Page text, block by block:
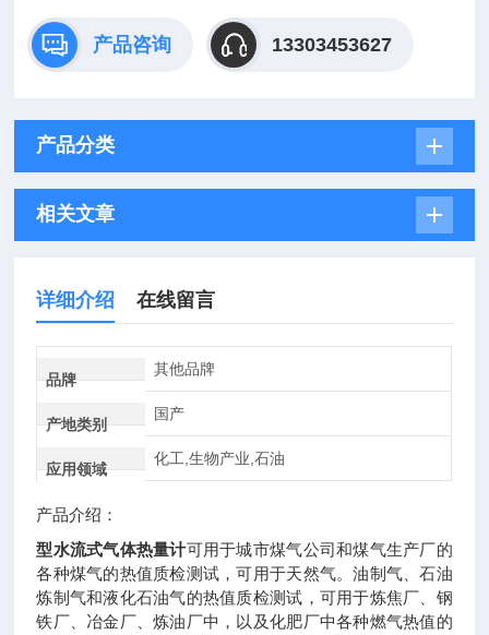
产品咨询 13303453627
产品分类
相关文章
详细介绍 在线留言
品牌
其他品牌
产地类别
国产
应用领域
化工,生物产业,石油
产品介绍：
型水流式气体热量计可用于城市煤气公司和煤气生产厂的
各种煤气的热值质检测试，可用于天然气。油制气、石油
炼制气和液化石油气的热值质检测试，可用于炼焦厂、钢
铁厂、冶金厂、炼油厂中，以及化肥厂中各种燃气热值的